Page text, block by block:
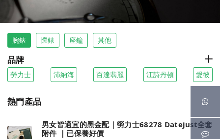
腕錶 懷錶 座鐘 其他
品牌
勞力士 沛納海 百達翡麗 江詩丹頓 愛彼
熱門產品
男女皆適宜的黑金配｜勞力士68278 Datejust全套
附件 ｜已保養好價